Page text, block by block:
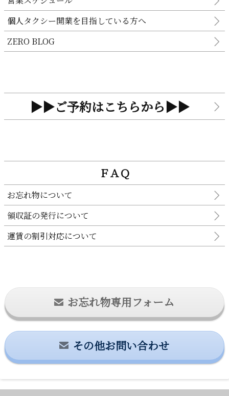
個人タクシー開業を目指している方へ
ZERO BLOG
▶️▶️ご予約はこちらから▶️▶️
ＦＡＱ
お忘れ物について
領収証の発行について
運賃の割引対応について
お忘れ物専用フォーム
その他お問い合わせ